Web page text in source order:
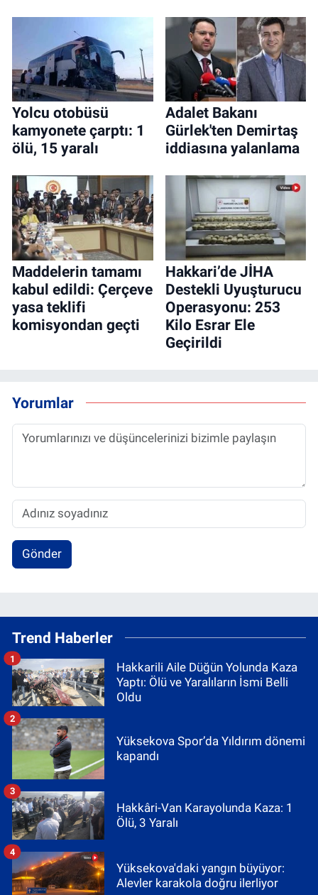
Yolcu otobüsü
kamyonete çarptı: 1
ölü, 15 yaralı
Adalet Bakanı
Gürlek'ten Demirtaş
iddiasına yalanlama
Maddelerin tamamı
kabul edildi: Çerçeve
yasa teklifi
komisyondan geçti
Hakkari’de JİHA
Destekli Uyuşturucu
Operasyonu: 253
Kilo Esrar Ele
Geçirildi
Yorumlar
Gönder
Trend Haberler
Hakkarili Aile Düğün Yolunda Kaza
Yaptı: Ölü ve Yaralıların İsmi Belli
Oldu
1
Yüksekova Spor’da Yıldırım dönemi
kapandı
2
Hakkâri-Van Karayolunda Kaza: 1
Ölü, 3 Yaralı
3
Yüksekova'daki yangın büyüyor:
Alevler karakola doğru ilerliyor
4